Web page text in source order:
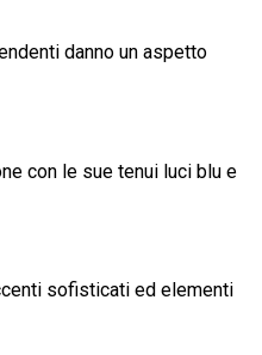
danno un aspetto
con le sue tenui luci blu e
sofisticati ed elementi